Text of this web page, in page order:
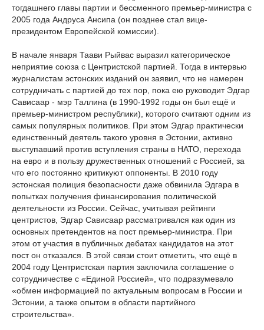
тогдашнего главы партии и бессменного премьер-министра с
2005 года Андруса Ансипа (он позднее стал вице-
президентом Европейской комиссии).
В начале января Таави Рыйвас выразил категорическое
неприятие союза с Центристской партией. Тогда в интервью
журналистам эстонских изданий он заявил, что не намерен
сотрудничать с партией до тех пор, пока ею руководит Эдгар
Сависаар - мэр Таллина (в 1990-1992 годы он был ещё и
премьер-министром республики), которого считают одним из
самых популярных политиков. При этом Эдгар практически
единственный деятель такого уровня в Эстонии, активно
выступавший против вступления страны в НАТО, перехода
на евро и в пользу дружественных отношений с Россией, за
что его постоянно критикуют оппоненты. В 2010 году
эстонская полиция безопасности даже обвинила Эдгара в
попытках получения финансирования политической
деятельности из России. Сейчас, учитывая рейтинги
центристов, Эдгар Сависаар рассматривался как один из
основных претендентов на пост премьер-министра. При
этом от участия в публичных дебатах кандидатов на этот
пост он отказался. В этой связи стоит отметить, что ещё в
2004 году Центристская партия заключила соглашение о
сотрудничестве с «Единой Россией», что подразумевало
«обмен информацией по актуальным вопросам в России и
Эстонии, а также опытом в области партийного
строительства».